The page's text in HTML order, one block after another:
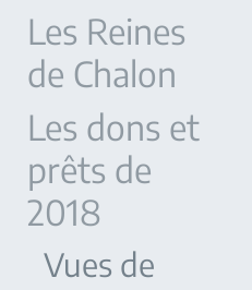
Les Reines
de Chalon
Les dons et
prêts de
2018
Vues de